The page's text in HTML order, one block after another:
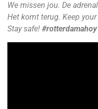
We missen jou. De
Het komt terug. Keep
Stay safe! #rotterdamahoy